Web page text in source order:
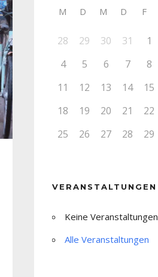
M D M D F
28 29 30 31 1
4
5 6 7 8
11
12 13 14 15
18
19 20 21 22
25
26 27 28 29
VERANSTALTUNGEN
Keine Veranstaltungen
Alle Veranstaltungen